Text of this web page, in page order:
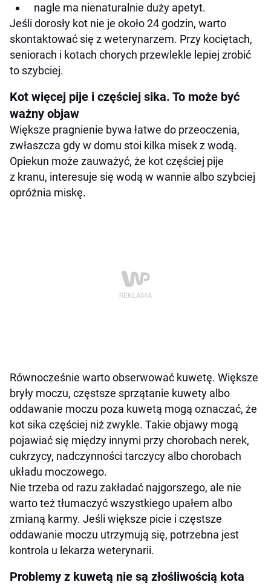
nagle ma nienaturalnie duży apetyt.
Jeśli dorosły kot nie je około 24 godzin, warto
skontaktować się z weterynarzem. Przy kociętach,
seniorach i kotach chorych przewlekle lepiej zrobić
to szybciej.
Kot więcej pije i częściej sika. To może być
ważny objaw
Większe pragnienie bywa łatwe do przeoczenia,
zwłaszcza gdy w domu stoi kilka misek z wodą.
Opiekun może zauważyć, że kot częściej pije
z kranu, interesuje się wodą w wannie albo szybciej
opróżnia miskę.
Równocześnie warto obserwować kuwetę. Większe
bryły moczu, częstsze sprzątanie kuwety albo
oddawanie moczu poza kuwetą mogą oznaczać, że
kot sika częściej niż zwykle. Takie objawy mogą
pojawiać się między innymi przy chorobach nerek,
cukrzycy, nadczynności tarczycy albo chorobach
układu moczowego.
Nie trzeba od razu zakładać najgorszego, ale nie
warto też tłumaczyć wszystkiego upałem albo
zmianą karmy. Jeśli większe picie i częstsze
oddawanie moczu utrzymują się, potrzebna jest
kontrola u lekarza weterynarii.
Problemy z kuwetą nie są złośliwością kota